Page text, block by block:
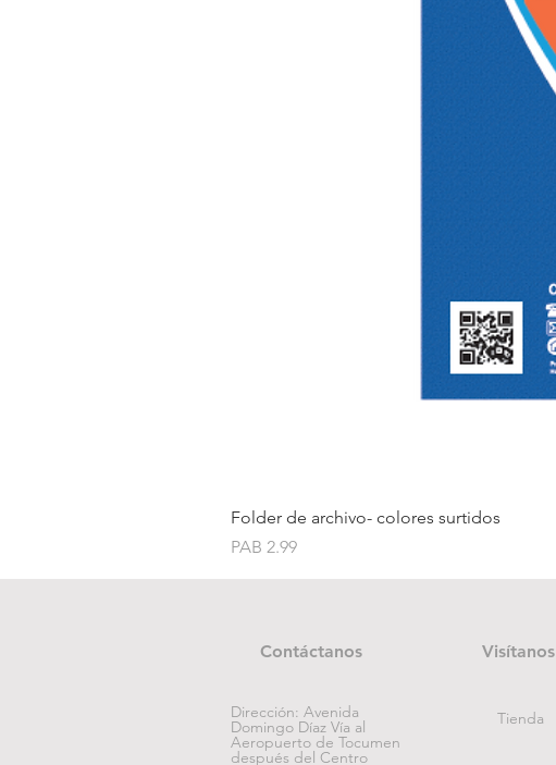
Folder de archivo- colores surtidos
Price
PAB 2.99
Contáctanos Visítanos
Dirección: Avenida
Domingo Díaz Vía al
Aeropuerto de Tocumen
después del Centro
Tienda